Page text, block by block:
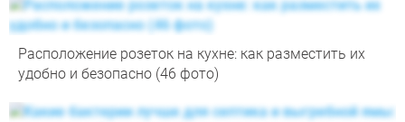
Расположение розеток на кухне: как разместить их
удобно и безопасно (46 фото)